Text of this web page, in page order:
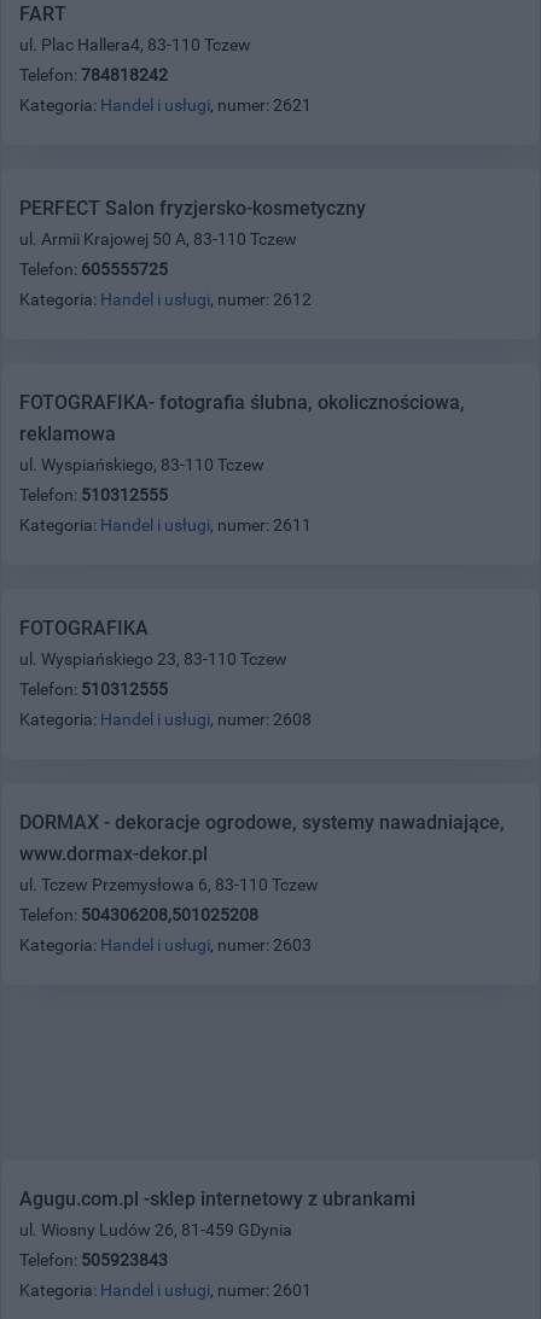
FART
ul. Plac Hallera4, 83-110 Tczew
Telefon: 784818242
Kategoria: Handel i usługi, numer: 2621
PERFECT Salon fryzjersko-kosmetyczny
ul. Armii Krajowej 50 A, 83-110 Tczew
Telefon: 605555725
Kategoria: Handel i usługi, numer: 2612
FOTOGRAFIKA- fotografia ślubna, okolicznościowa,
reklamowa
ul. Wyspiańskiego, 83-110 Tczew
Telefon: 510312555
Kategoria: Handel i usługi, numer: 2611
FOTOGRAFIKA
ul. Wyspiańskiego 23, 83-110 Tczew
Telefon: 510312555
Kategoria: Handel i usługi, numer: 2608
DORMAX - dekoracje ogrodowe, systemy nawadniające,
www.dormax-dekor.pl
ul. Tczew Przemysłowa 6, 83-110 Tczew
Telefon: 504306208,501025208
Kategoria: Handel i usługi, numer: 2603
Agugu.com.pl -sklep internetowy z ubrankami
ul. Wiosny Ludów 26, 81-459 GDynia
Telefon: 505923843
Kategoria: Handel i usługi, numer: 2601